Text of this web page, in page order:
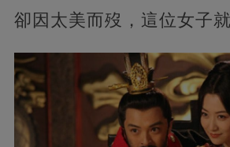
卻因太美而歿，這位女子就